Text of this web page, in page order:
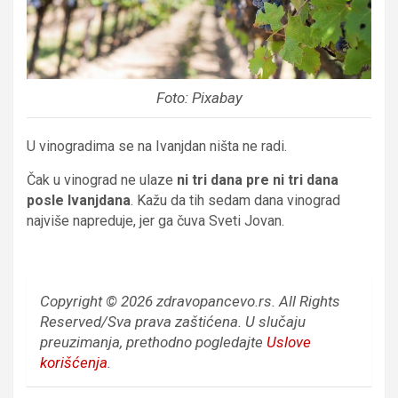
Foto: Pixabay
U vinogradima se na Ivanjdan ništa ne radi.
Čak u vinograd ne ulaze ni tri dana pre ni tri dana
posle Ivanjdana. Kažu da tih sedam dana vinograd
najviše napreduje, jer ga čuva Sveti Jovan.
Copyright © 2026 zdravopancevo.rs. All Rights
Reserved/Sva prava zaštićena. U slučaju
preuzimanja, prethodno pogledajte Uslove
korišćenja.